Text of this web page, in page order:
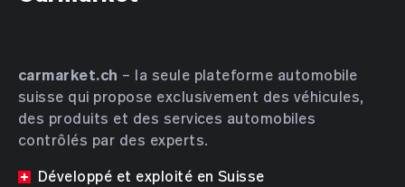
Aston Martin
Audi Bentley BMW
Bucher
Bugatti
BYD Cadillac Chevrolet
Chrysler
Citroën
Cupra Dacia Daewoo
Daihatsu
carmarket.ch – la seule plateforme automobile
suisse qui propose exclusivement des véhicules,
des produits et des services automobiles
contrôlés par des experts.
Développé et exploité en Suisse